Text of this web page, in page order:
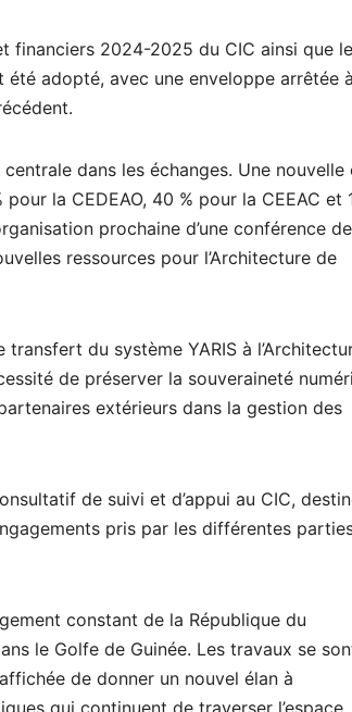
financiers 2024-2025 du CIC ainsi que
adopté, avec une enveloppe arrêtée
dans les échanges. Une nouvelle
la CEDEAO, 40 % pour la CEEAC et
prochaine d’une conférence
ressources pour l’Architecture de
du système YARIS à
de préserver la souveraineté
extérieurs dans la gestion des
de suivi et d’appui au CIC,
pris par les différentes
constant de la République du
le Golfe de Guinée. Les travaux se
de donner un nouvel élan à